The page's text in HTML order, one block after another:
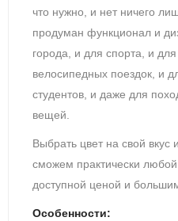
что нужно, и нет ничего
продуман функционал и
города, и для спорта, и
велосипедных поездок, и
студентов, и даже для
вещей.
Выбрать цвет на свой вкус
сможем практически
доступной ценой и
Особенности: